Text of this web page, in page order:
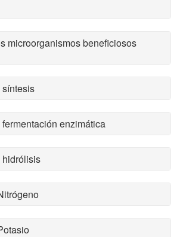
microorganismos beneficiosos
enzimática